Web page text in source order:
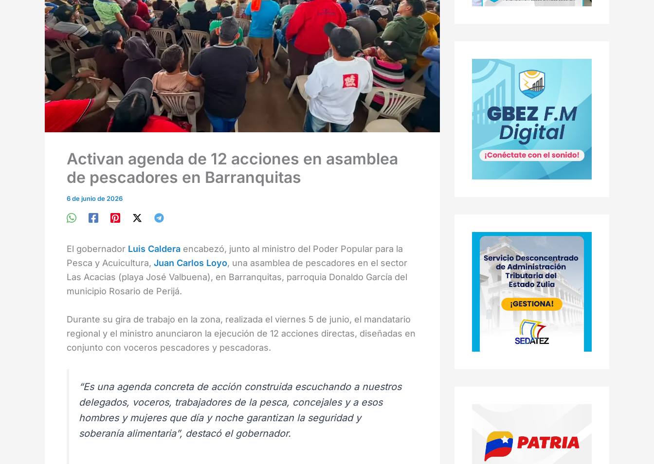
Activan agenda de 12 acciones en asamblea
de pescadores en Barranquitas
6 de junio de 2026
El gobernador Luis Caldera encabezó, junto al ministro del Poder Popular para la
Pesca y Acuicultura, Juan Carlos Loyo, una asamblea de pescadores en el sector
Las Acacias (playa José Valbuena), en Barranquitas, parroquia Donaldo García del
municipio Rosario de Perijá.
Durante su gira de trabajo en la zona, realizada el viernes 5 de junio, el mandatario
regional y el ministro anunciaron la ejecución de 12 acciones directas, diseñadas en
conjunto con voceros pescadores y pescadoras.
“Es una agenda concreta de acción construida escuchando a nuestros
delegados, voceros, trabajadores de la pesca, concejales y a esos
hombres y mujeres que día y noche garantizan la seguridad y
soberanía alimentaria”, destacó el gobernador.